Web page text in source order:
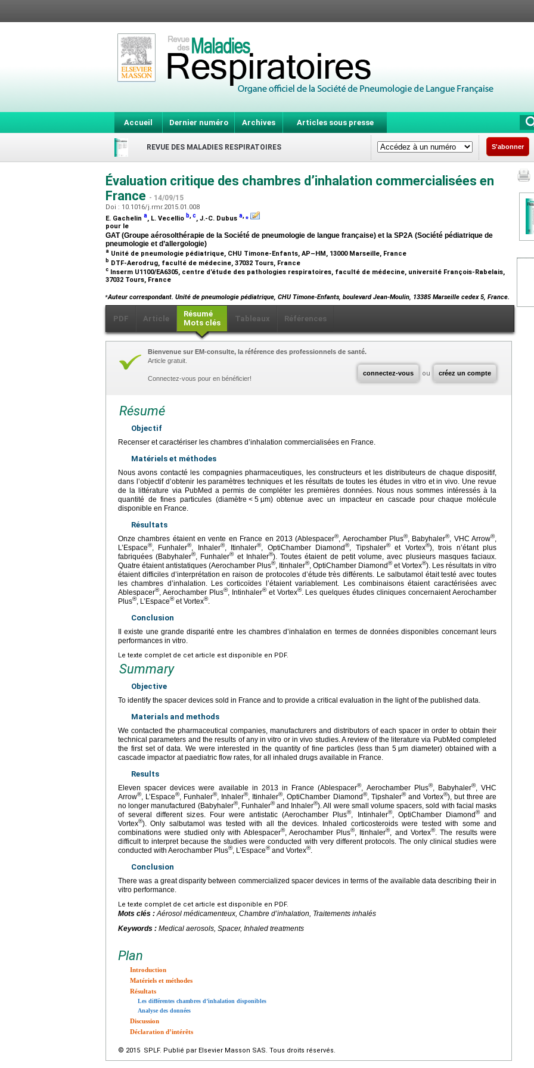
Accueil Dernier numéro Archives Articles sous presse
REVUE DES MALADIES RESPIRATOIRES S'abonner
Évaluation critique des chambres d’inhalation commercialisées en
France - 14/09/15
Doi : 10.1016/j.rmr.2015.01.008
E. Gachelin a, L. Vecellio b,c, J.-C. Dubus a,⁎
pour le
GAT (Groupe aérosolthérapie de la Société de pneumologie de langue française) et la SP2A (Société pédiatrique de
pneumologie et d’allergologie)
a Unité de pneumologie pédiatrique, CHU Timone-Enfants, AP–HM, 13000 Marseille, France
b DTF-Aerodrug, faculté de médecine, 37032 Tours, France
c Inserm U1100/EA6305, centre d’étude des pathologies respiratoires, faculté de médecine, université François-Rabelais,
37032 Tours, France
⁎Auteur correspondant. Unité de pneumologie pédiatrique, CHU Timone-Enfants, boulevard Jean-Moulin, 13385 Marseille cedex 5, France.
PDF Article
Résumé
Mots clés
Tableaux Références
connectez-vous ou créez un compte
Bienvenue sur EM-consulte, la référence des professionnels de santé.
Article gratuit.
Connectez-vous pour en bénéficier!
Résumé
Objectif
Recenser et caractériser les chambres d’inhalation commercialisées en France.
Matériels et méthodes
Nous avons contacté les compagnies pharmaceutiques, les constructeurs et les distributeurs de chaque dispositif,
dans l’objectif d’obtenir les paramètres techniques et les résultats de toutes les études in vitro et in vivo. Une revue
de la littérature via PubMed a permis de compléter les premières données. Nous nous sommes intéressés à la
quantité de fines particules (diamètre < 5 μm) obtenue avec un impacteur en cascade pour chaque molécule
disponible en France.
Résultats
Onze chambres étaient en vente en France en 2013 (Ablespacer®, Aerochamber Plus®, Babyhaler®, VHC Arrow®,
L’Espace®, Funhaler®, Inhaler®, Itinhaler®, OptiChamber Diamond®, Tipshaler®et Vortex®), trois n’étant plus
fabriquées (Babyhaler®, Funhaler®et Inhaler®). Toutes étaient de petit volume, avec plusieurs masques faciaux.
Quatre étaient antistatiques (Aerochamber Plus®, Itinhaler®, OptiChamber Diamond®et Vortex®). Les résultats in vitro
étaient difficiles d’interprétation en raison de protocoles d’étude très différents. Le salbutamol était testé avec toutes
les chambres d’inhalation. Les corticoïdes l’étaient variablement. Les combinaisons étaient caractérisées avec
Ablespacer®, Aerochamber Plus®, Intinhaler®et Vortex®. Les quelques études cliniques concernaient Aerochamber
Plus®, L’Espace®et Vortex®.
Conclusion
Il existe une grande disparité entre les chambres d’inhalation en termes de données disponibles concernant leurs
performances in vitro.
Le texte complet de cet article est disponible en PDF.
Summary
Objective
To identify the spacer devices sold in France and to provide a critical evaluation in the light of the published data.
Materials and methods
We contacted the pharmaceutical companies, manufacturers and distributors of each spacer in order to obtain their
technical parameters and the results of any in vitro or in vivo studies. A review of the literature via PubMed completed
the first set of data. We were interested in the quantity of fine particles (less than 5 μm diameter) obtained with a
cascade impactor at paediatric flow rates, for all inhaled drugs available in France.
Results
Eleven spacer devices were available in 2013 in France (Ablespacer®, Aerochamber Plus®, Babyhaler®, VHC
Arrow®, L’Espace®, Funhaler®, Inhaler®, Itinhaler®, OptiChamber Diamond®, Tipshaler®and Vortex®), but three are
no longer manufactured (Babyhaler®, Funhaler®and Inhaler®). All were small volume spacers, sold with facial masks
of several different sizes. Four were antistatic (Aerochamber Plus®, Intinhaler®, OptiChamber Diamond®and
Vortex®). Only salbutamol was tested with all the devices. Inhaled corticosteroids were tested with some and
combinations were studied only with Ablespacer®, Aerochamber Plus®, Itinhaler®, and Vortex®. The results were
difficult to interpret because the studies were conducted with very different protocols. The only clinical studies were
conducted with Aerochamber Plus®, L’Espace®and Vortex®.
Conclusion
There was a great disparity between commercialized spacer devices in terms of the available data describing their in
vitro performance.
Le texte complet de cet article est disponible en PDF.
Mots clés : Aérosol médicamenteux, Chambre d’inhalation, Traitements inhalés
Keywords : Medical aerosols, Spacer, Inhaled treatments
Plan
Introduction
Matériels et méthodes
Résultats
Les différentes chambres d’inhalation disponibles
Analyse des données
Discussion
Déclaration d’intérêts
© 2015 SPLF. Publié par Elsevier Masson SAS. Tous droits réservés.